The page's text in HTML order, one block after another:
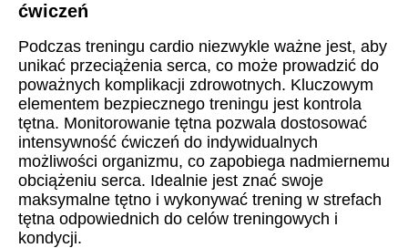
ćwiczeń
Podczas treningu cardio niezwykle ważne jest, aby
unikać przeciążenia serca, co może prowadzić do
poważnych komplikacji zdrowotnych. Kluczowym
elementem bezpiecznego treningu jest kontrola
tętna. Monitorowanie tętna pozwala dostosować
intensywność ćwiczeń do indywidualnych
możliwości organizmu, co zapobiega nadmiernemu
obciążeniu serca. Idealnie jest znać swoje
maksymalne tętno i wykonywać trening w strefach
tętna odpowiednich do celów treningowych i
kondycji.